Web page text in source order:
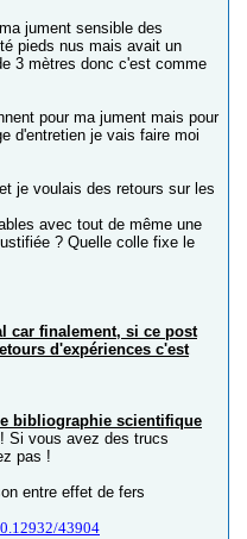
jument sensible des
pieds nus mais avait un
3 mètres donc c'est comme
pour ma jument mais pour
d'entretien je vais faire moi
je voulais des retours sur les
avec tout de même une
? Quelle colle fixe le
car finalement, si ce post
d'expériences c'est
bibliographie scientifique
Si vous avez des trucs
pas !
entre effet de fers
43904